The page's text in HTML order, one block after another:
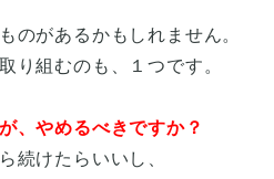
のがあるかもしれません。
り組むのも、１つです。
、やめるべきですか？
続けたらいいし、